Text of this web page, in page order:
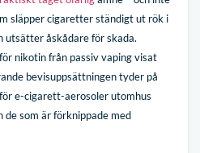
släpper cigaretter ständigt ut rök i
utsätter åskådare för skada.
nikotin från passiv vaping visat
bevisuppsättningen tyder på
e-cigarett-aerosoler utomhus
som är förknippade med